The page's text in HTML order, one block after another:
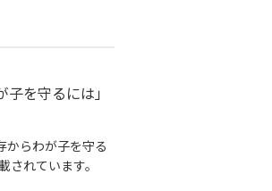
を守るには」
らわが子を守る
れています。